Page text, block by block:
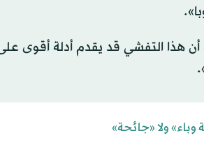
هذا التفشي قد يقدم أدلة أقوى
ولا «جائحة»